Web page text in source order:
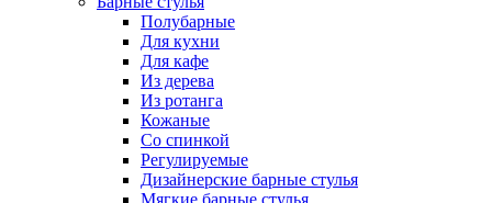
Полубарные
Для кухни
Для кафе
Из дерева
Из ротанга
Кожаные
Со спинкой
Регулируемые
Дизайнерские барные стулья